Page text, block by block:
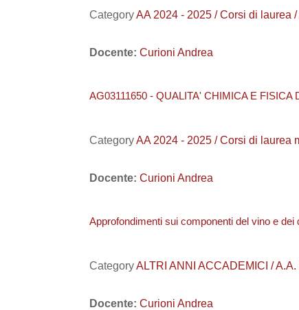
CategoryAA 2024 - 2025 / Corsi di laurea
Docente: Curioni Andrea
AG03111650 - QUALITA' CHIMICA E FISICA
CategoryAA 2024 - 2025 / Corsi di laurea
Docente: Curioni Andrea
Approfondimenti sui componenti del vino e
CategoryALTRI ANNI ACCADEMICI /
Docente: Curioni Andrea